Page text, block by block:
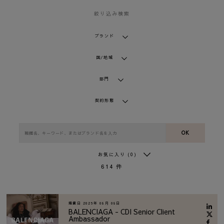
採用情報
絞り込み検索
ブランド
国/地域
部門
契約形態
OK
お気に入り (0)
614 件
掲載日 2026年 08月 08日
BALENCIAGA - CDI Senior Client
Ambassador